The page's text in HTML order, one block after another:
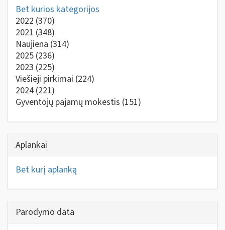
Bet kurios kategorijos
2022 (370)
2021 (348)
Naujiena (314)
2025 (236)
2023 (225)
Viešieji pirkimai (224)
2024 (221)
Gyventojų pajamų mokestis (151)
Aplankai
Bet kurį aplanką
Parodymo data